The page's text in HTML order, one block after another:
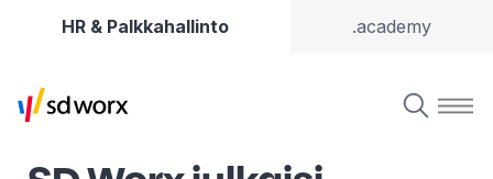
HR & Palkkahallinto .academy